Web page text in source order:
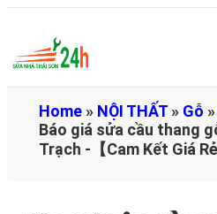
Home » NỘI THẤT » Gỗ »
Báo giá sửa cầu thang
Trạch -【Cam Kết Giá Rẻ